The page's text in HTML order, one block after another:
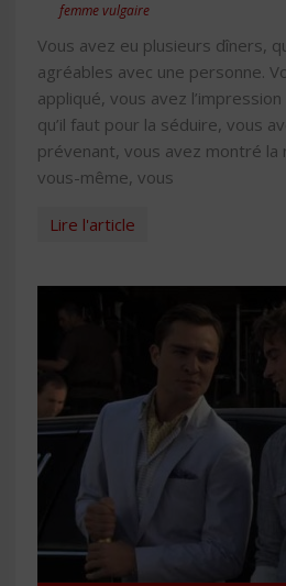
femme vulgaire
Vous avez eu plusieurs dîners,
agréables avec une personne.
appliqué, vous avez
qu’il faut pour la séduire, vous
prévenant, vous avez montré la
vous-même, vous
Lire l'article